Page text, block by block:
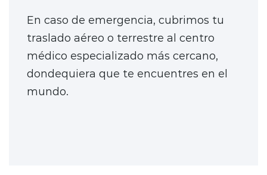
En caso de emergencia, cubrimos tu
traslado aéreo o terrestre al centro
médico especializado más cercano,
dondequiera que te encuentres en el
mundo.